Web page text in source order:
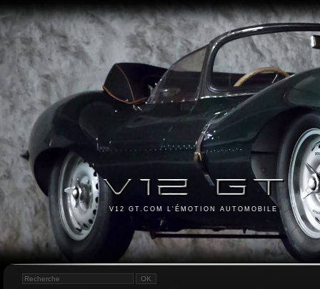
V12 GT.COM L'ÉMOTION AUTOMOBILE